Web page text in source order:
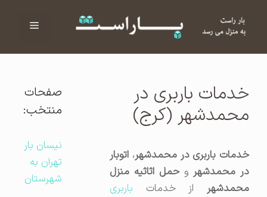
فهرست
خدمات باربری در
محمدشهر (کرج)
خدمات باربری در محمدشهر،اتوبار
در محمدشهروحمل اثاثیه منزل
محمدشهراز خدماتباربری
صفحات
منتخب:
نیسان بار
تهران به
شهرستان